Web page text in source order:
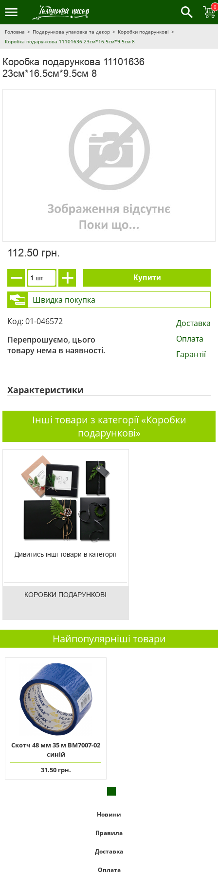
0
Головна Подарункова упаковка та декор
Коробки подарункові
Коробка подарункова 11101636 23см*16.5см*9.5см 8
Коробка подарункова 11101636
23см*16.5см*9.5см 8
112.50 грн.
Купити
Швидка покупка
Код: 01-046572
Перепрошуємо, цього
товару нема в наявності.
Доставка
Оплата
Гарантії
Характеристики
Інші товари з категорії «Коробки
подарункові»
Дивитись інші товари в категорії
КОРОБКИ ПОДАРУНКОВІ
Найпопулярніші товари
Скотч 48 мм 35 м ВМ7007-02
синій
31.50 грн.
Новини
Правила
Доставка
Оплата